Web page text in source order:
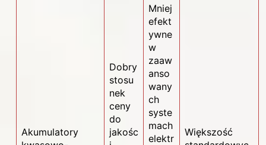
Akumulatory
Dobry
stosu
nek
ceny
do
jakośc
Mniej
efekt
ywne
w
zaaw
anso
wany
ch
syste
mach
elektr
Większość